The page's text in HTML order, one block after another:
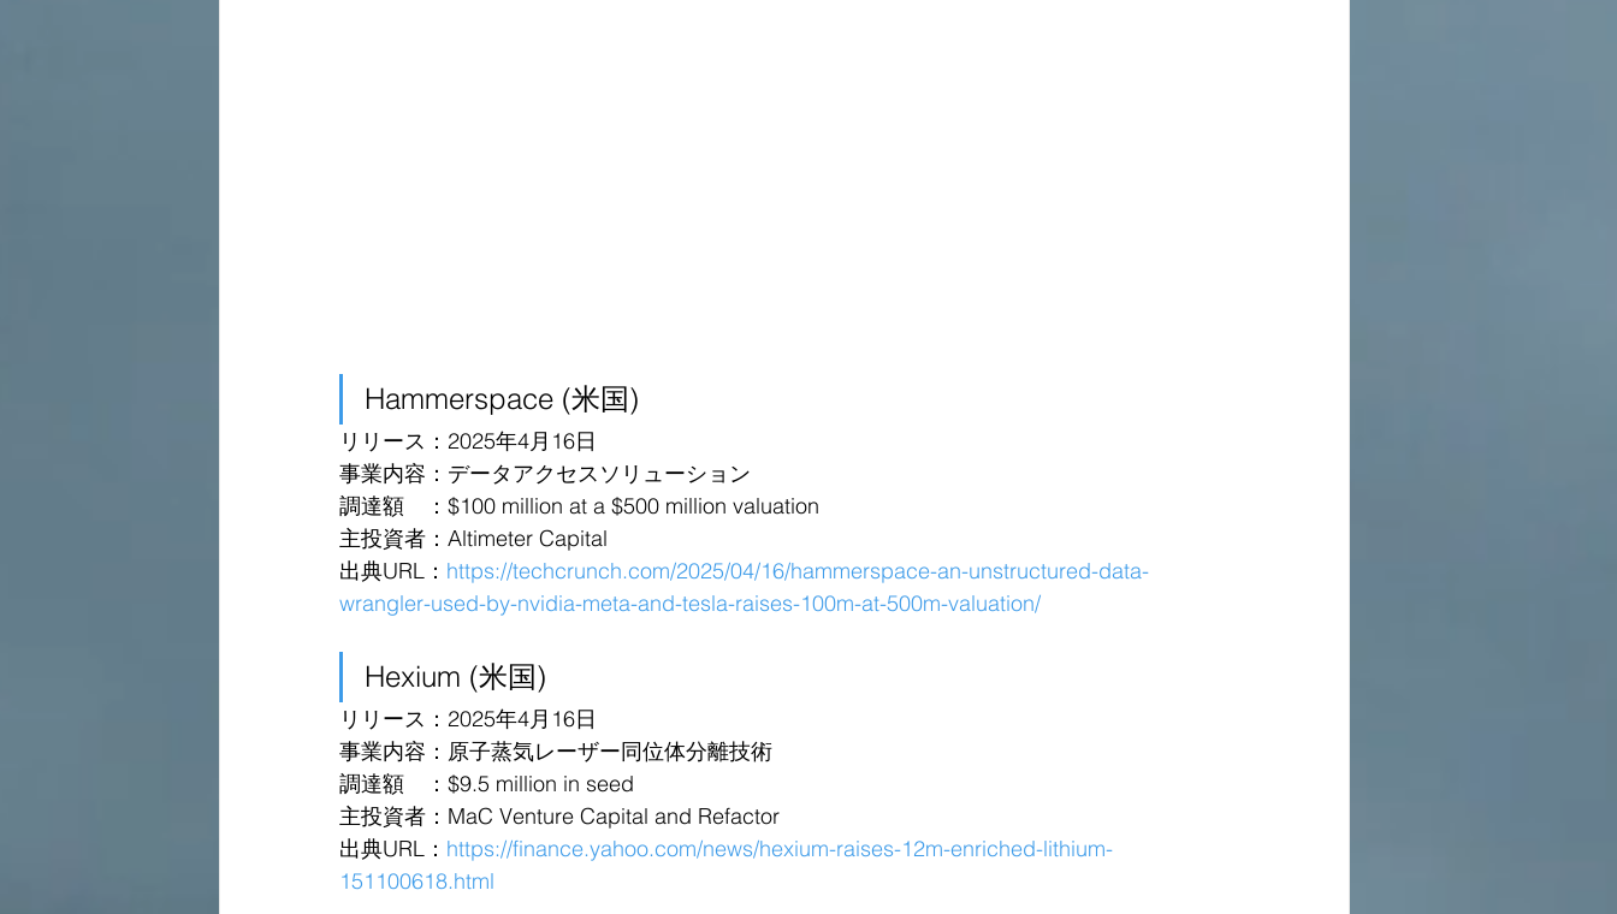
Hammerspace (米国)
リリース：2025年4月16日
事業内容：データアクセスソリューション
調達額　：$100 million at a $500 million valuation
主投資者：Altimeter Capital
出典URL： https://techcrunch.com/2025/04/16/hammerspace-an-unstructured-data-
wrangler-used-by-nvidia-meta-and-tesla-raises-100m-at-500m-valuation/
Hexium (米国)
リリース：2025年4月16日
事業内容：原子蒸気レーザー同位体分離技術
調達額　：$9.5 million in seed
主投資者：MaC Venture Capital and Refactor
出典URL： https://finance.yahoo.com/news/hexium-raises-12m-enriched-lithium-
151100618.html